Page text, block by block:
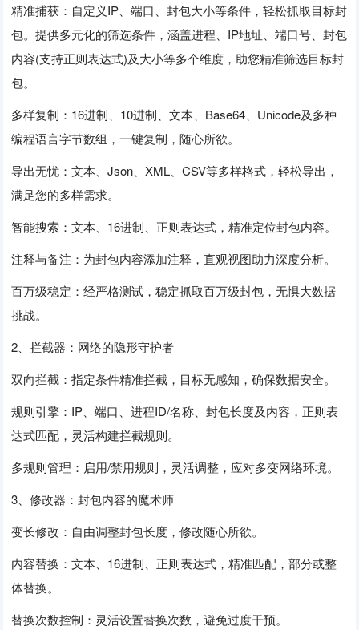
精准捕获：自定义IP、端口、封包大小等条件，轻松抓取目标封
包。提供多元化的筛选条件，涵盖进程、IP地址、端口号、封包
内容(支持正则表达式)及大小等多个维度，助您精准筛选目标封
包。
多样复制：16进制、10进制、文本、Base64、Unicode及多种
编程语言字节数组，一键复制，随心所欲。
导出无忧：文本、Json、XML、CSV等多样格式，轻松导出，
满足您的多样需求。
智能搜索：文本、16进制、正则表达式，精准定位封包内容。
注释与备注：为封包内容添加注释，直观视图助力深度分析。
百万级稳定：经严格测试，稳定抓取百万级封包，无惧大数据
挑战。
2、拦截器：网络的隐形守护者
双向拦截：指定条件精准拦截，目标无感知，确保数据安全。
规则引擎：IP、端口、进程ID/名称、封包长度及内容，正则表
达式匹配，灵活构建拦截规则。
多规则管理：启用/禁用规则，灵活调整，应对多变网络环境。
3、修改器：封包内容的魔术师
变长修改：自由调整封包长度，修改随心所欲。
内容替换：文本、16进制、正则表达式，精准匹配，部分或整
体替换。
替换次数控制：灵活设置替换次数，避免过度干预。